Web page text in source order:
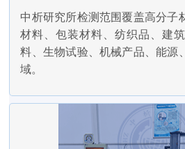
中析研究所检测范围覆盖高分子
材料、包装材料、纺织品、建
料、生物试验、机械产品、能源
域。